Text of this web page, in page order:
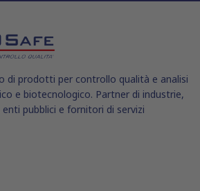
di prodotti per controllo qualità e analisi
e biotecnologico. Partner di industrie,
pubblici e fornitori di servizi